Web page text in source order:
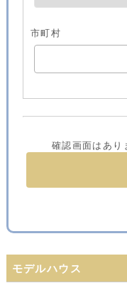
市町村
確認画面はあり
モデルハウス